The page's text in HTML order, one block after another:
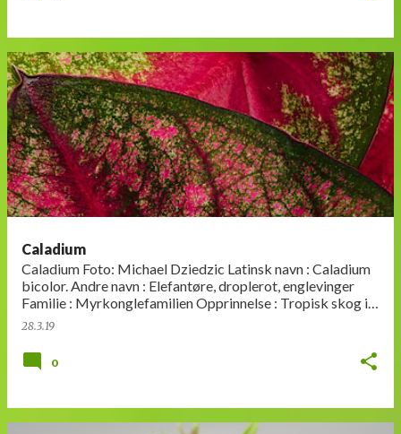
Caladium
Caladium Foto: Michael Dziedzic Latinsk navn : Caladium
bicolor. Andre navn : Elefantøre, droplerot, englevinger
Familie : Myrkonglefamilien Opprinnelse : Tropisk skog i
28.3.19
0